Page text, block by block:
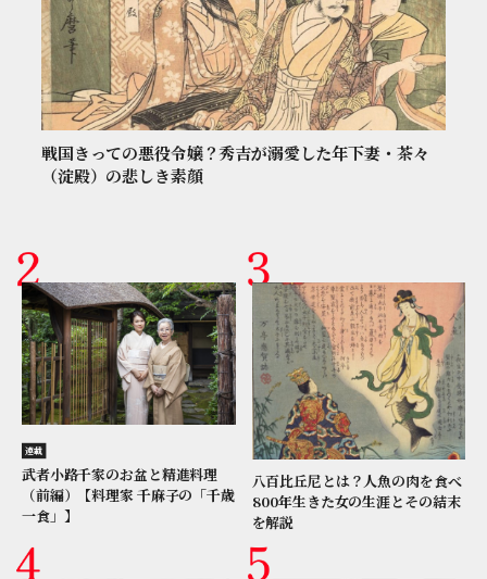
戦国きっての悪役令嬢？秀吉が溺愛した年下妻・茶々
（淀殿）の悲しき素顔
連載
武者小路千家のお盆と精進料理
（前編）【料理家 千麻子の「千歳
一食」】
八百比丘尼とは？人魚の肉を食べ
800年生きた女の生涯とその結末
を解説